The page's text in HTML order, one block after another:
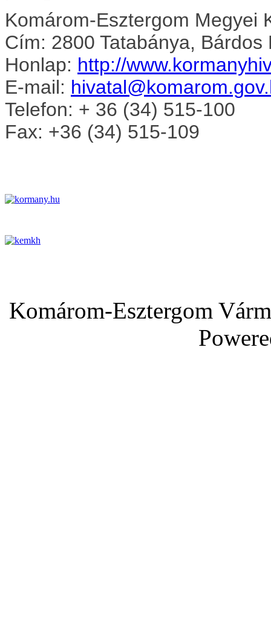
Komárom-Esztergom Megyei
Cím: 2800 Tatabánya, Bárdos
Honlap: http://
E-mail:
Telefon: + 36 (34) 515-100
Fax: +36 (34) 515-109
Komárom-Esztergom